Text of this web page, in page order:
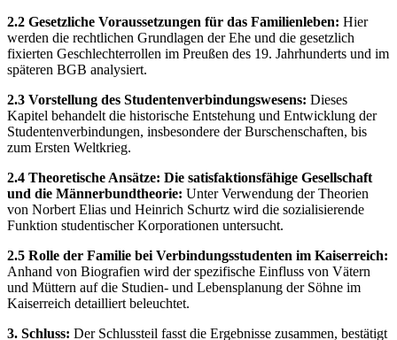
2.2 Gesetzliche Voraussetzungen für das Familienleben: Hier
werden die rechtlichen Grundlagen der Ehe und die gesetzlich
fixierten Geschlechterrollen im Preußen des 19. Jahrhunderts und im
späteren BGB analysiert.
2.3 Vorstellung des Studentenverbindungswesens: Dieses
Kapitel behandelt die historische Entstehung und Entwicklung der
Studentenverbindungen, insbesondere der Burschenschaften, bis
zum Ersten Weltkrieg.
2.4 Theoretische Ansätze: Die satisfaktionsfähige Gesellschaft
und die Männerbundtheorie: Unter Verwendung der Theorien
von Norbert Elias und Heinrich Schurtz wird die sozialisierende
Funktion studentischer Korporationen untersucht.
2.5 Rolle der Familie bei Verbindungsstudenten im Kaiserreich:
Anhand von Biografien wird der spezifische Einfluss von Vätern
und Müttern auf die Studien- und Lebensplanung der Söhne im
Kaiserreich detailliert beleuchtet.
3. Schluss: Der Schlussteil fasst die Ergebnisse zusammen, bestätigt